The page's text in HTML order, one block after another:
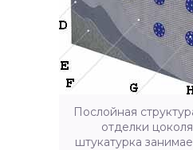
Послойная
отделки
штукатурка